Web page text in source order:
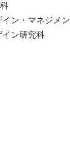
ン・マネジメ
ン研究科